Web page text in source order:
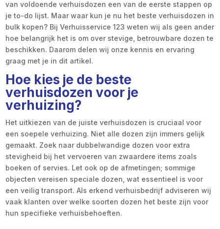
van voldoende verhuisdozen een van de eerste stappen op
je to-do lijst. Maar waar kun je nu het beste verhuisdozen in
bulk kopen? Bij Verhuisservice 123 weten wij als geen ander
hoe belangrijk het is om over stevige, betrouwbare dozen te
beschikken. Daarom delen wij onze kennis en ervaring
graag met je in dit artikel.
Hoe kies je de beste
verhuisdozen voor je
verhuizing?
Het uitkiezen van de juiste verhuisdozen is cruciaal voor
een soepele verhuizing. Niet alle dozen zijn immers gelijk
gemaakt. Zoek naar dubbelwandige dozen voor extra
stevigheid bij het vervoeren van zwaardere items zoals
boeken of servies. Let ook op de afmetingen; sommige
objecten vereisen speciale dozen, wat essentieel is voor
een veilig transport. Als erkend verhuisbedrijf adviseren wij
vaak klanten over welke soorten dozen het beste zijn voor
hun specifieke verhuisbehoeften.